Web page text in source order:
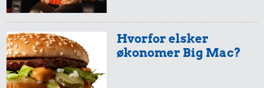
Hvorfor elsker
økonomer Big Mac?